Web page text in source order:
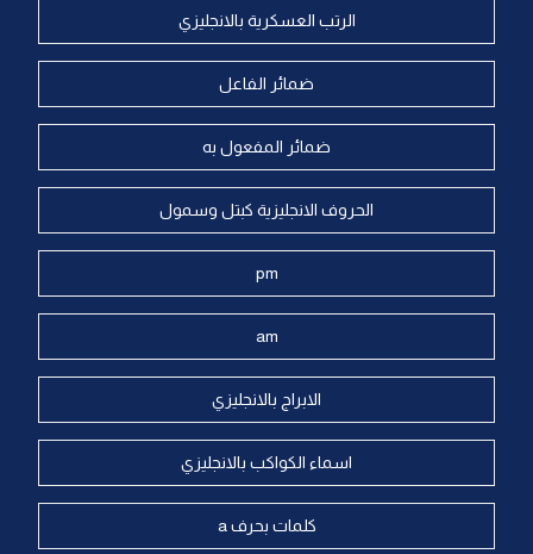
الرتب العسكرية بالانجليزي
ضمائر الفاعل
ضمائر المفعول به
الحروف الانجليزية كبتل وسمول
pm
am
الابراج بالانجليزي
اسماء الكواكب بالانجليزي
كلمات بحرف a